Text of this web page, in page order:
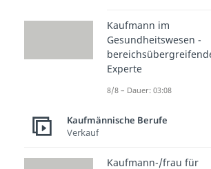
Dauer: 04:45
Bewerbung
Dauer: 02:54
Dauer: 03:35
Dauer: 04:12
Kaufmann im
Gesundheitswesen -
Experte
8/8 – Dauer: 03:08
Kaufmännische Berufe
Verkauf
Kaufmann-/frau für